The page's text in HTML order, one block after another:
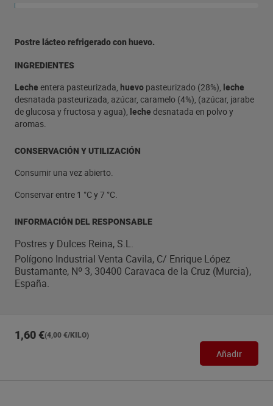
Postre lácteo refrigerado con huevo.
INGREDIENTES
Leche entera pasteurizada, huevo pasteurizado (28%), leche
desnatada pasteurizada, azúcar, caramelo (4%), (azúcar, jarabe
de glucosa y fructosa y agua), leche desnatada en polvo y
aromas.
CONSERVACIÓN Y UTILIZACIÓN
Consumir una vez abierto.
Conservar entre 1 °C y 7 °C.
INFORMACIÓN DEL RESPONSABLE
Postres y Dulces Reina, S.L.
Polígono Industrial Venta Cavila, C/ Enrique López
Bustamante, Nº 3, 30400 Caravaca de la Cruz (Murcia),
España.
1,60 €(4,00 €/KILO)
Añadir